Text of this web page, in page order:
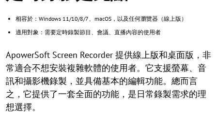
相容於：Windows 11/10/8/7、macOS，以及任何瀏覽器（線上版）
適用對象：需要定時錄製節目、會議、直播內容的使用者
ApowerSoft Screen Recorder 提供線上版和桌面版，非
常適合不想安裝複雜軟體的使用者。它支援螢幕、音
訊和攝影機錄製，並具備基本的編輯功能。總而言
之，它提供了一套全面的功能，是日常錄製需求的理
想選擇。